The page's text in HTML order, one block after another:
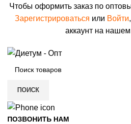
Чтобы оформить заказ по
Зарегистрироваться или Войти
аккаунт на нашем
ПОИСК
ПОЗВОНИТЬ НАМ